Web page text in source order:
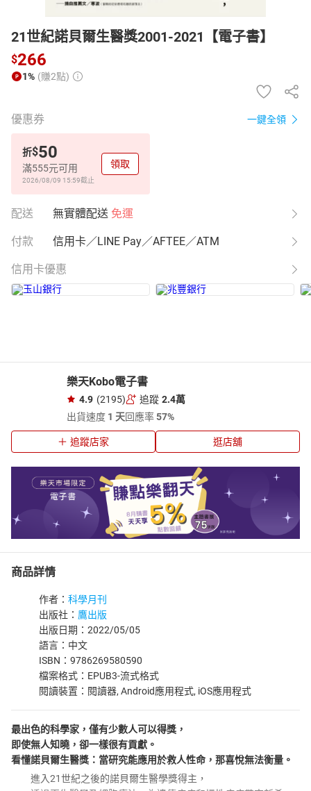
21世紀諾貝爾生醫獎2001-2021【電子書】
$266
1% (賺2點)
優惠券 一鍵全領
折$50
滿555元可用
2026/08/09 15:59截止
領取
配送 無實體配送 免運
付款 信用卡／LINE Pay／AFTEE／ATM
信用卡優惠
樂天Kobo電子書
4.9 (2195) 追蹤 2.4萬
出貨速度 1 天回應率57%
追蹤店家 逛店舖
商品詳情
作者： 科學月刊
出版社： 鷹出版
出版日期：2022/05/05
語言：中文
ISBN：9786269580590
檔案格式：EPUB3-流式格式
閱讀裝置：閱讀器, Android應用程式, iOS應用程式
最出色的科學家，僅有少數人可以得獎，
即使無人知曉，卻一樣很有貢獻。
看懂諾貝爾生醫獎：當研究能應用於救人性命，那喜悅無法衡量。
進入21世紀之後的諾貝爾生醫學獎得主，